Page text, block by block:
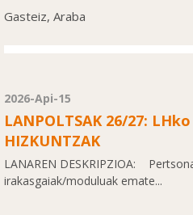
Gasteiz, Araba
2026-Api-15
LANPOLTSAK 26/27: LHko
HIZKUNTZAK
LANAREN DESKRIPZIOA:
irakasgaiak/moduluak emate...